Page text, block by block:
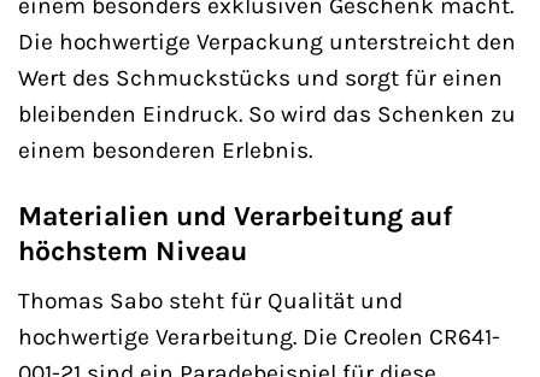
einem besonders exklusiven Geschenk macht.
Die hochwertige Verpackung unterstreicht den
Wert des Schmuckstücks und sorgt für einen
bleibenden Eindruck. So wird das Schenken zu
einem besonderen Erlebnis.
Materialien und Verarbeitung auf
höchstem Niveau
Thomas Sabo steht für Qualität und
hochwertige Verarbeitung. Die Creolen CR641-